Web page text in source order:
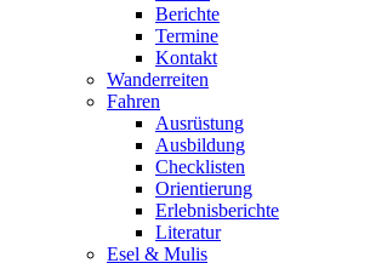
Berichte
Termine
Kontakt
Wanderreiten
Fahren
Ausrüstung
Ausbildung
Checklisten
Orientierung
Erlebnisberichte
Literatur
Esel & Mulis